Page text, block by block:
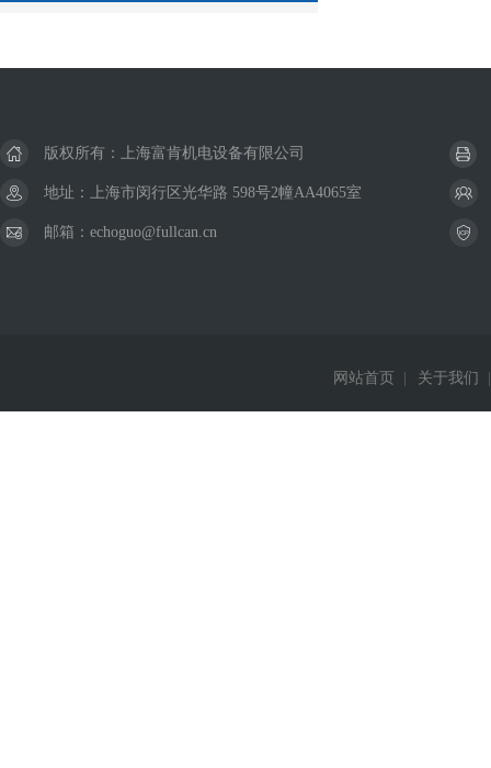
版权所有：上海富肯机电设备有限公司
地址：上海市闵行区光华路 598号2幢AA4065室
邮箱：echoguo@fullcan.cn
网站首页 关于我们